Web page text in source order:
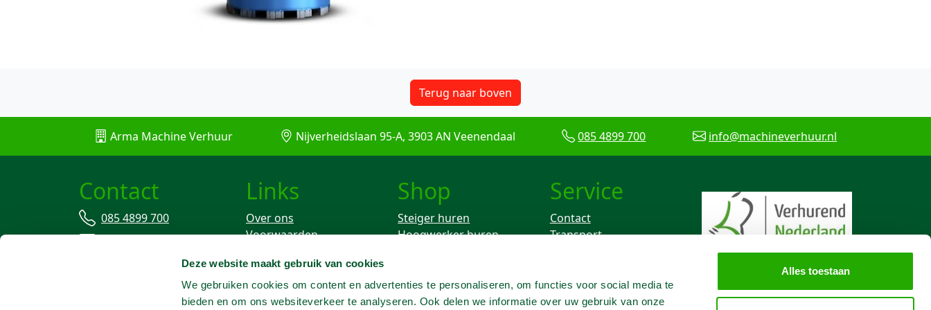
Deze website maakt gebruik van cookies
We gebruiken cookies om content en advertenties te personaliseren, om functies voor social media te
bieden en om ons websiteverkeer te analyseren. Ook delen we informatie over uw gebruik van onze
Alles toestaan
Terug naar boven
Arma Machine Verhuur Nijverheidslaan 95-A, 3903 AN Veenendaal 085 4899 700 info@machineverhuur.nl
Contact
085 4899 700
info@machineverhuur.nl
Links
Over ons
Voorwaarden
Stofvrij werken
Shop
Steiger huren
Hoogwerker huren
Knikarm hoogwerker
huren
Service
Contact
Transport